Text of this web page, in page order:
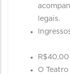
legais.
O